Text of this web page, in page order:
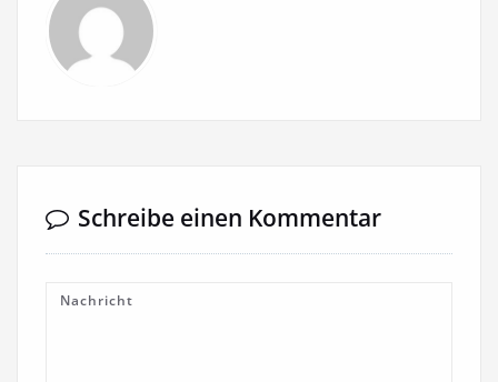
Schreibe einen Kommentar